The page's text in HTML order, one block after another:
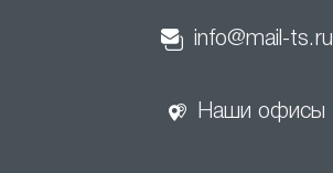
info@mail-ts.ru
Наши офисы